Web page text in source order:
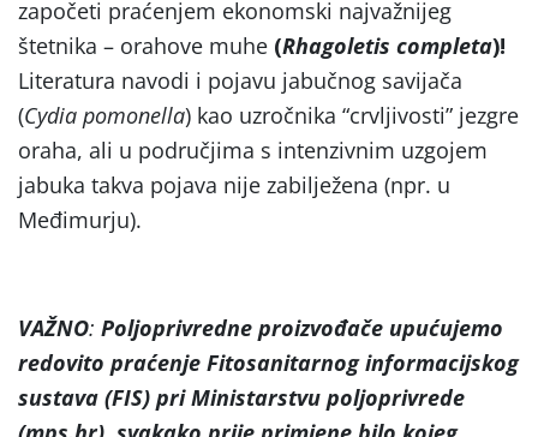
započeti praćenjem ekonomski najvažnijeg
štetnika – orahove muhe (Rhagoletis completa)!
Literatura navodi i pojavu jabučnog savijača
(Cydia pomonella) kao uzročnika “crvljivosti” jezgre
oraha, ali u područjima s intenzivnim uzgojem
jabuka takva pojava nije zabilježena (npr. u
Međimurju).
VAŽNO: Poljoprivredne proizvođače upućujemo
redovito praćenje Fitosanitarnog informacijskog
sustava (FIS) pri Ministarstvu poljoprivrede